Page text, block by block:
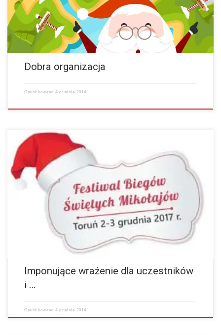
Dobra organizacja
Opublikowano4 grudnia 2014
Imponujące wrażenie dla uczestników i kibiców. Wszystko to połączone
z otwarciem nowego mostu. Wolę takie „otwarcia” niż przecinanie
wstęg i krojenie tortu:) Za rok depozyt…więcej
Imponujące wrażenie dla uczestników
i …
Opublikowano4 grudnia 2014